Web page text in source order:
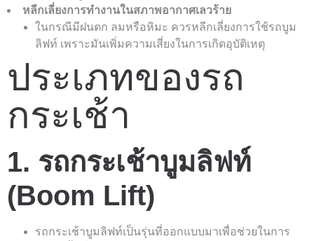
หลีกเลี่ยงการทำงานในสภาพอากาศเลวร้าย
ในกรณีมีฝนตก ลมหรือหิมะ ควรหลีกเลี่ยงการใช้รถบูม
ลิฟท์ เพราะมันเพิ่มความเสี่ยงในการเกิดอุบัติเหตุ
ประเภทของรถ
กระเช้า
1. รถกระเช้าบูมลิฟท์
(Boom Lift)
รถกระเช้าบูมลิฟท์เป็นรุ่นที่ออกแบบมาเพื่อช่วยในการ